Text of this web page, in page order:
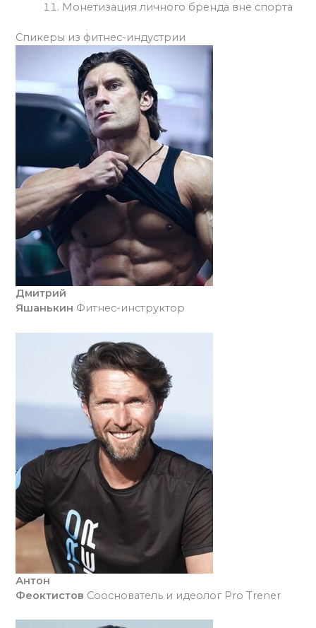
Монетизация личного бренда вне спорта
Спикеры из фитнес-индустрии
Дмитрий
Яшанькин Фитнес-инструктор
Антон
Феоктистов Сооснователь и идеолог Pro Trener